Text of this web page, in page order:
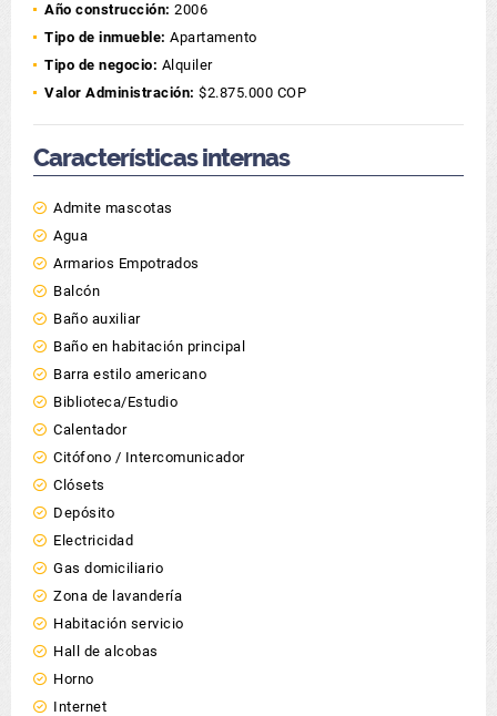
Año construcción: 2006
Tipo de inmueble: Apartamento
Tipo de negocio: Alquiler
Valor Administración: $2.875.000 COP
Características internas
Admite mascotas
Agua
Armarios Empotrados
Balcón
Baño auxiliar
Baño en habitación principal
Barra estilo americano
Biblioteca/Estudio
Calentador
Citófono / Intercomunicador
Clósets
Depósito
Electricidad
Gas domiciliario
Zona de lavandería
Habitación servicio
Hall de alcobas
Horno
Internet